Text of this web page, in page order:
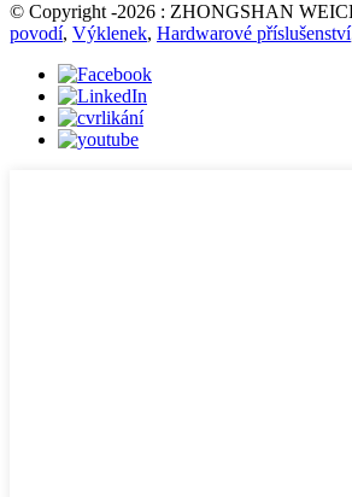
© Copyright -2026 : ZHONGSHAN
povodí, Výklenek, Hardwarové příslušenství